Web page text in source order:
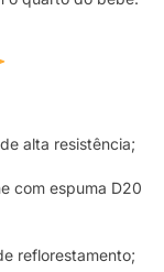
alta resistência;
com espuma D20
reflorestamento;